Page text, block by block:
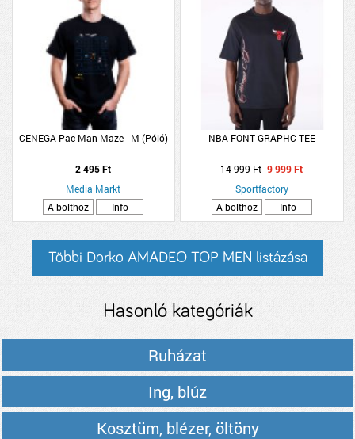
CENEGA Pac-Man Maze - M (Póló)
2 495 Ft
Media Markt
A bolthoz
Info
NBA FONT GRAPHC TEE
14 999 Ft 9 999 Ft
Sportfactory
A bolthoz
Info
Többi Dorko AMADEO TOP MEN listázása
Hasonló kategóriák
Ruházat
Ing, blúz
Kosztüm, blézer, öltöny